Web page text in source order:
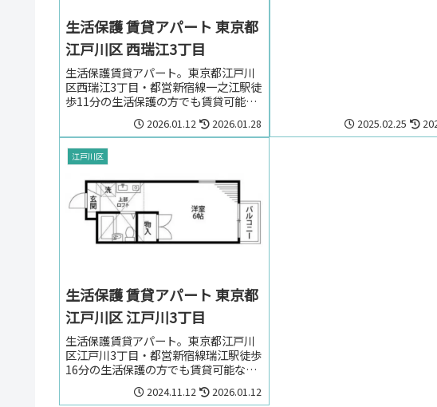
生活保護 賃貸アパート 東京都
江戸川区 西瑞江3丁目
生活保護賃貸アパート。東京都江戸川
区西瑞江3丁目・都営新宿線一之江駅徒
歩11分の生活保護の方でも賃貸可能な
アパート。東京都江戸川区西瑞江3丁
目・都営新宿線一之江駅周辺のお部屋
を探しの方はお気軽にお問い合わせく
ださい。
2026.01.12 2026.01.28 2025.02.25
江戸川区
生活保護 賃貸アパート 東京都
江戸川区 江戸川3丁目
生活保護賃貸アパート。東京都江戸川
区江戸川3丁目・都営新宿線瑞江駅徒歩
16分の生活保護の方でも賃貸可能なア
パート。生活保護の方で東京都江戸川
区江戸川3丁目・都営新宿線瑞江駅周辺
2024.11.12 2026.01.12